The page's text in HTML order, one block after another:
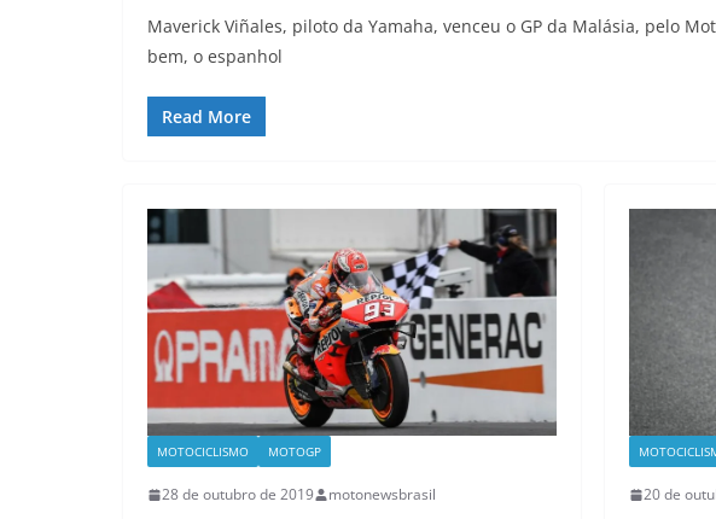
Maverick Viñales, piloto da Yamaha, venceu o GP da Malásia, pelo
bem, o espanhol
Read More
MOTOCICLISMO MOTOGP
28 de outubro de 2019 motonewsbrasil 20 de